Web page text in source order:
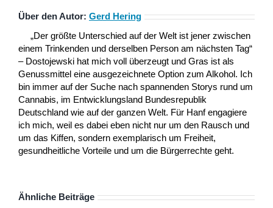
Über den Autor: Gerd Hering
„Der größte Unterschied auf der Welt ist jener zwischen
einem Trinkenden und derselben Person am nächsten Tag“
– Dostojewski hat mich voll überzeugt und Gras ist als
Genussmittel eine ausgezeichnete Option zum Alkohol. Ich
bin immer auf der Suche nach spannenden Storys rund um
Cannabis, im Entwicklungsland Bundesrepublik
Deutschland wie auf der ganzen Welt. Für Hanf engagiere
ich mich, weil es dabei eben nicht nur um den Rausch und
um das Kiffen, sondern exemplarisch um Freiheit,
gesundheitliche Vorteile und um die Bürgerrechte geht.
Ähnliche Beiträge